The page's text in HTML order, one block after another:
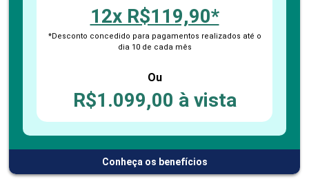
12x R$119,90*
*Desconto concedido para pagamentos realizados até o
dia 10 de cada mês
Ou
R$1.099,00 à vista
Conheça os benefícios